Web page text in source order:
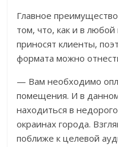
Главное
том, что, как и в любой
приносят клиенты,
формата можно
— Вам необходимо
помещения. И в
находиться в
окраинах города.
поближе к целевой